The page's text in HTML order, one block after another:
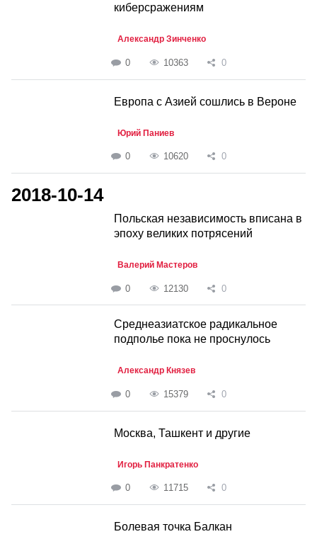
киберсражениям
Александр Зинченко
0 10363 0
Европа с Азией сошлись в Вероне
Юрий Паниев
0 10620 0
2018-10-14
Польская независимость вписана в
эпоху великих потрясений
Валерий Мастеров
0 12130 0
Среднеазиатское радикальное
подполье пока не проснулось
Александр Князев
0 15379 0
Москва, Ташкент и другие
Игорь Панкратенко
0 11715 0
Болевая точка Балкан